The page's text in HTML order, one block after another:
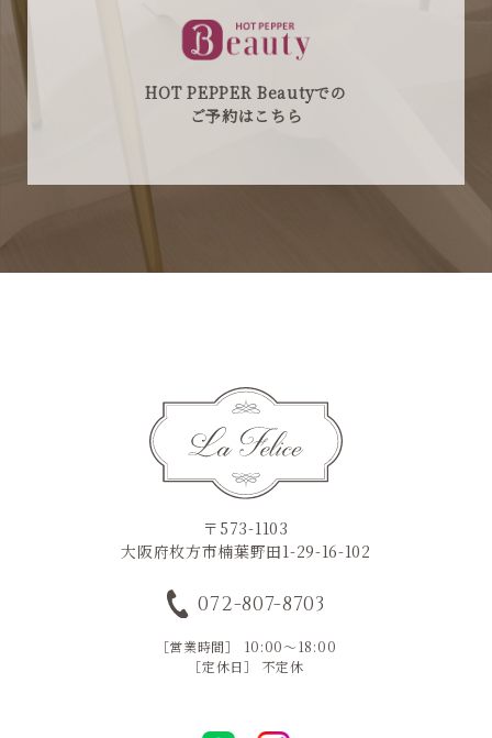
HOT PEPPER Beautyでの
ご予約はこちら
〒573-1103
大阪府枚方市楠葉野田1-29-16-102
072-807-8703
［営業時間］ 10:00～18:00
［定休日］ 不定休